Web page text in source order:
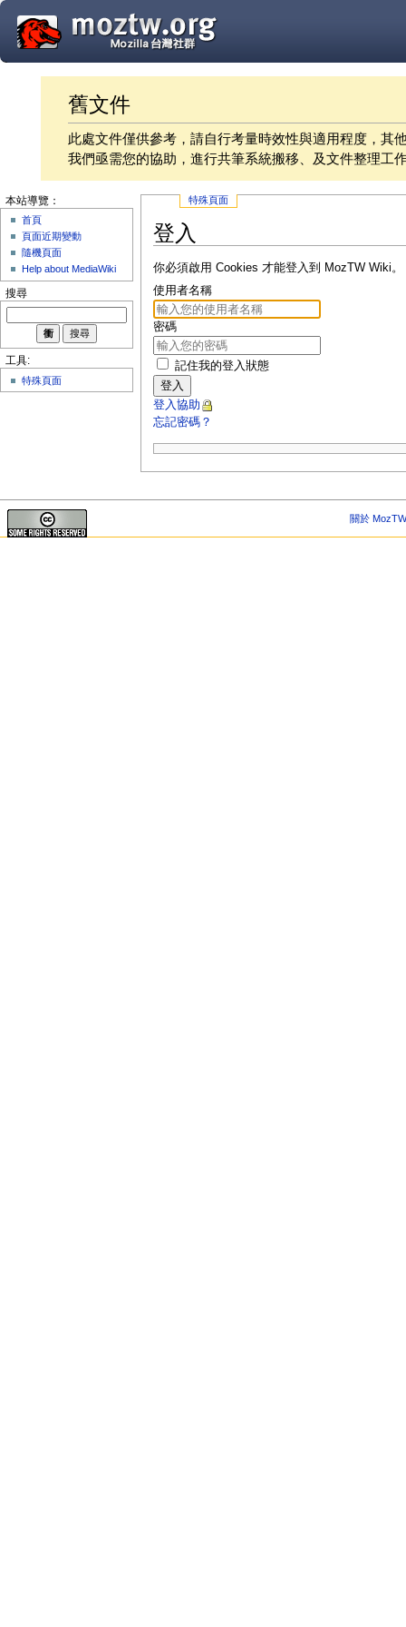
舊文件
此處文件僅供參考，請自行考量時效性與適用程度，其
我們亟需您的協助，進行共筆系統搬移、及文件整理工
特殊頁面
登入
你必須啟用 Cookies 才能登入到 MozTW Wiki。
使用者名稱
密碼
記住我的登入狀態
登入
登入協助
忘記密碼？
本站導覽：
首頁
頁面近期變動
隨機頁面
Help about MediaWiki
搜尋
工具:
特殊頁面
關於